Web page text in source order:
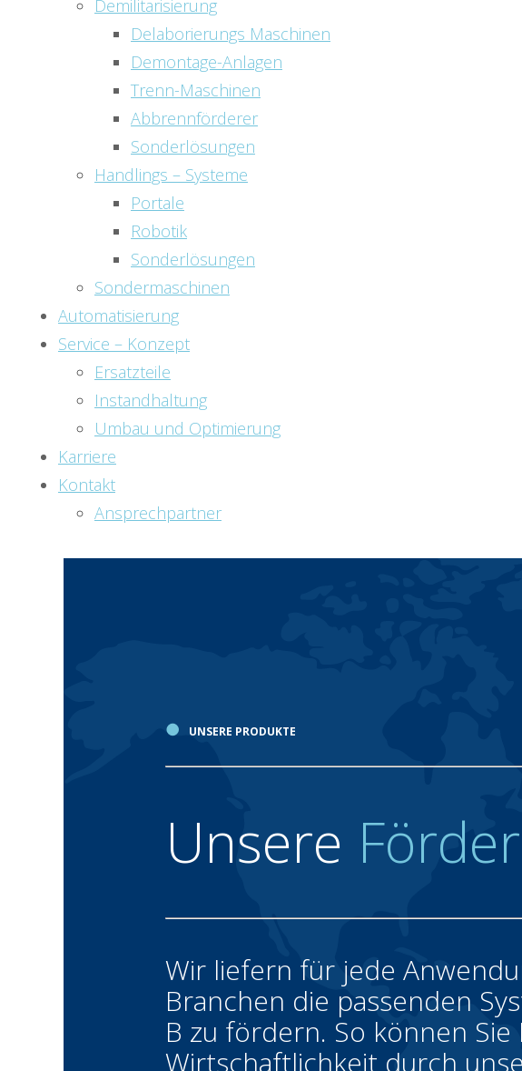
Demilitarisierung
Delaborierungs Maschinen
Demontage-Anlagen
Trenn-Maschinen
Abbrennförderer
Sonderlösungen
Handlings – Systeme
Portale
Robotik
Sonderlösungen
Sondermaschinen
Automatisierung
Service – Konzept
Ersatzteile
Instandhaltung
Umbau und Optimierung
Karriere
Kontakt
Ansprechpartner
● UNSERE PRODUKTE
Unsere
Wir liefern für jede
Branchen die passenden
B zu fördern. So können
Wirtschaftlichkeit durch